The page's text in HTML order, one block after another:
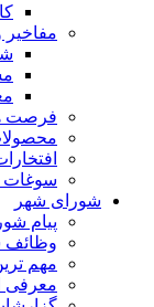
مفاخیر
فرصت
سوغات
شورای شهر
پیام
وظائف
مهم
معرفی